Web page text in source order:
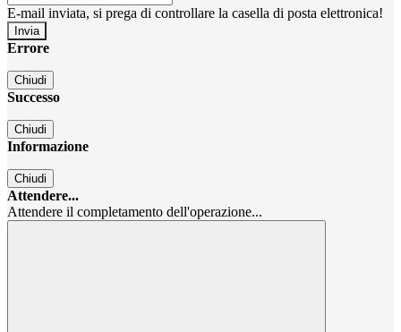
E-mail inviata, si prega di controllare la casella di posta elettronica!
Errore
Chiudi
Successo
Chiudi
Informazione
Chiudi
Attendere...
Attendere il completamento dell'operazione...